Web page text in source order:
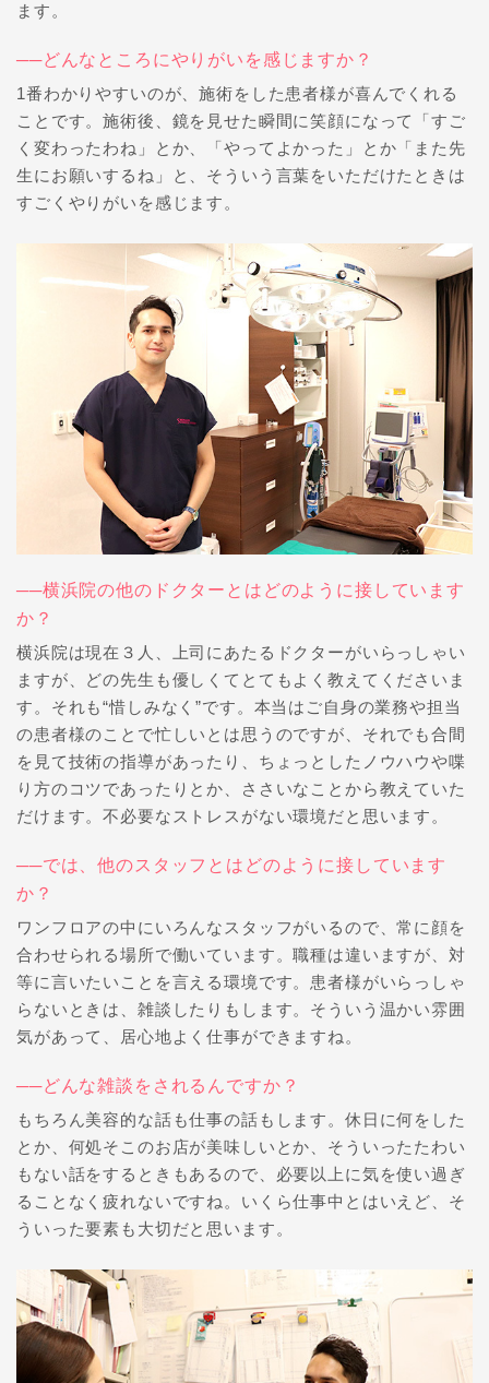
ます。
──どんなところにやりがいを感じますか？
1番わかりやすいのが、施術をした患者様が喜んでくれる
ことです。施術後、鏡を見せた瞬間に笑顔になって「すご
く変わったわね」とか、「やってよかった」とか「また先
生にお願いするね」と、そういう言葉をいただけたときは
すごくやりがいを感じます。
──横浜院の他のドクターとはどのように接しています
か？
横浜院は現在３人、上司にあたるドクターがいらっしゃい
ますが、どの先生も優しくてとてもよく教えてくださいま
す。それも“惜しみなく”です。本当はご自身の業務や担当
の患者様のことで忙しいとは思うのですが、それでも合間
を見て技術の指導があったり、ちょっとしたノウハウや喋
り方のコツであったりとか、ささいなことから教えていた
だけます。不必要なストレスがない環境だと思います。
──では、他のスタッフとはどのように接しています
か？
ワンフロアの中にいろんなスタッフがいるので、常に顔を
合わせられる場所で働いています。職種は違いますが、対
等に言いたいことを言える環境です。患者様がいらっしゃ
らないときは、雑談したりもします。そういう温かい雰囲
気があって、居心地よく仕事ができますね。
──どんな雑談をされるんですか？
もちろん美容的な話も仕事の話もします。休日に何をした
とか、何処そこのお店が美味しいとか、そういったたわい
もない話をするときもあるので、必要以上に気を使い過ぎ
ることなく疲れないですね。いくら仕事中とはいえど、そ
ういった要素も大切だと思います。